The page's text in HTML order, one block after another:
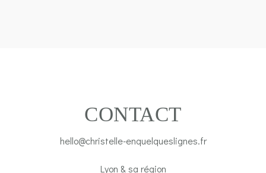
CONTACT
hello@christelle-enquelqueslignes.fr
Lyon & sa région